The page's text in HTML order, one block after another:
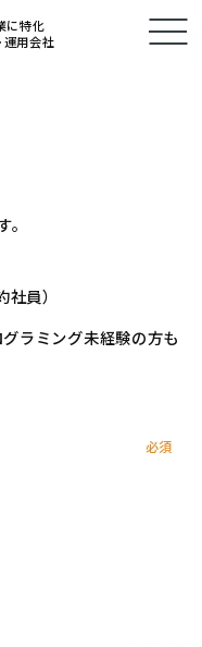
に特化
用会社
員）
ラミング未経験の方も
必須